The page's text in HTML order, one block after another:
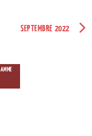
SEPTEMBRE 2022